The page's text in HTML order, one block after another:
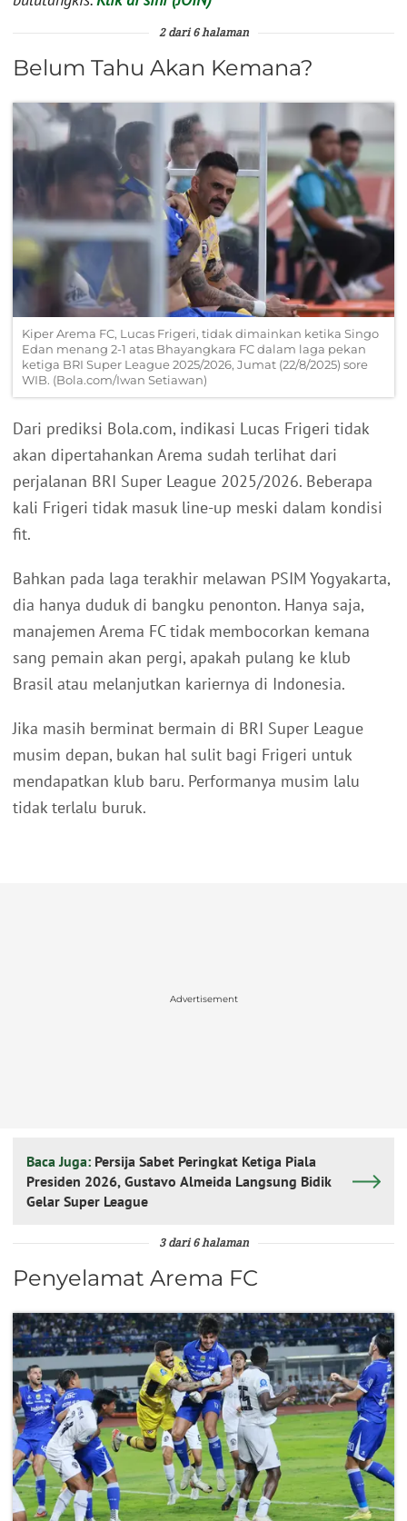
2 dari 6 halaman
Belum Tahu Akan Kemana?
Kiper Arema FC, Lucas Frigeri, tidak dimainkan ketika Singo
Edan menang 2-1 atas Bhayangkara FC dalam laga pekan
ketiga BRI Super League 2025/2026, Jumat (22/8/2025) sore
WIB. (Bola.com/Iwan Setiawan)
Dari prediksi Bola.com, indikasi Lucas Frigeri tidak
akan dipertahankan Arema sudah terlihat dari
perjalanan BRI Super League 2025/2026. Beberapa
kali Frigeri tidak masuk line-up meski dalam kondisi
fit.
Bahkan pada laga terakhir melawan PSIM Yogyakarta,
dia hanya duduk di bangku penonton. Hanya saja,
manajemen Arema FC tidak membocorkan kemana
sang pemain akan pergi, apakah pulang ke klub
Brasil atau melanjutkan kariernya di Indonesia.
Jika masih berminat bermain di BRI Super League
musim depan, bukan hal sulit bagi Frigeri untuk
mendapatkan klub baru. Performanya musim lalu
tidak terlalu buruk.
Advertisement
Baca Juga: Persija Sabet Peringkat Ketiga Piala
Presiden 2026, Gustavo Almeida Langsung Bidik
Gelar Super League
3 dari 6 halaman
Penyelamat Arema FC